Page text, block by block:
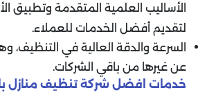
الأساليب العلمية المتقدمة وتطبيق
لتقديم أفضل الخدمات للعملاء.
السرعة والدقة العالية في التنظيف،
عن غيرها من باقي الشركات.
خدمات افضل شركة تنظيف منازل